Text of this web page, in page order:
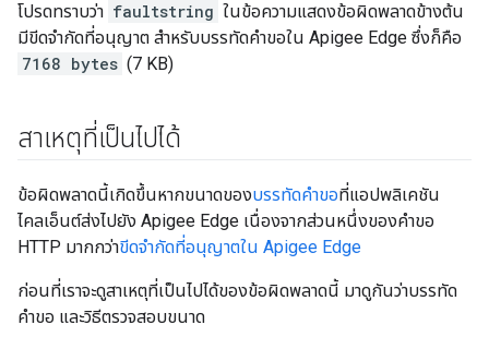
โปรดทราบว่า faultstring ในข้อความแสดงข้อผิดพลาดข้างต้น
มีขีดจำกัดที่อนุญาต สำหรับบรรทัดคำขอใน Apigee Edge ซึ่งก็คือ
7168 bytes (7 KB)
สาเหตุที่เป็นไปได้
ข้อผิดพลาดนี้เกิดขึ้นหากขนาดของบรรทัดคำขอที่แอปพลิเคชัน
ไคลเอ็นต์ส่งไปยัง Apigee Edge เนื่องจากส่วนหนึ่งของคำขอ
HTTP มากกว่าขีดจำกัดที่อนุญาตใน Apigee Edge
ก่อนที่เราจะดูสาเหตุที่เป็นไปได้ของข้อผิดพลาดนี้ มาดูกันว่าบรรทัด
คำขอ และวิธีตรวจสอบขนาด